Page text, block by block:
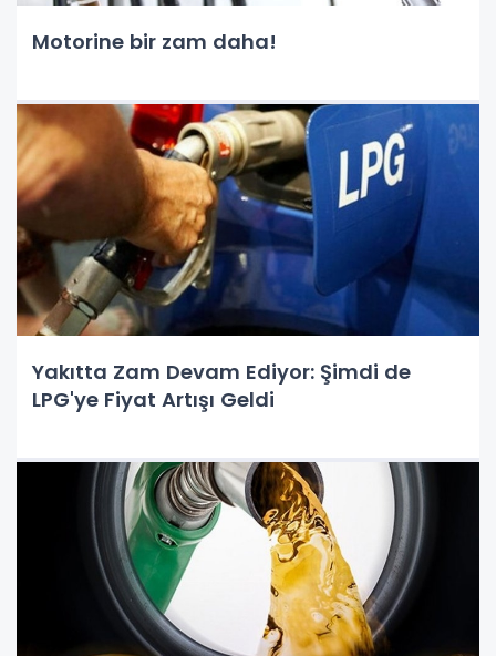
Motorine bir zam daha!
Yakıtta Zam Devam Ediyor: Şimdi de
LPG'ye Fiyat Artışı Geldi